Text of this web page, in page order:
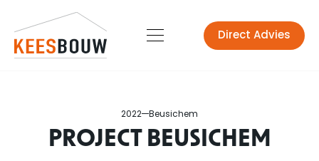
Direct Advies
2022 Beusichem
PROJECT BEUSICHEM